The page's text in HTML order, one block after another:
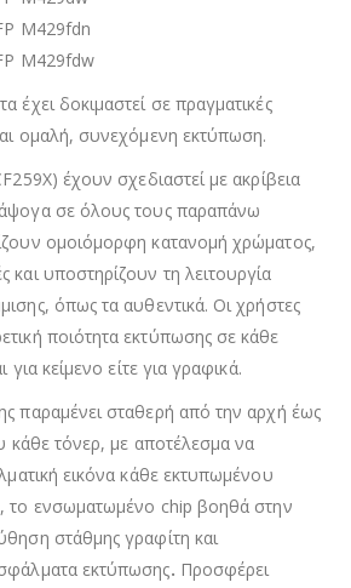
M429fdn
M429fdw
έχει δοκιμαστεί σε πραγματικές
ομαλή, συνεχόμενη εκτύπωση.
έχουν σχεδιαστεί με ακρίβεια
σε όλους τους παραπάνω
ομοιόμορφη κατανομή χρώματος,
και υποστηρίζουν τη λειτουργία
όπως τα αυθεντικά. Οι χρήστες
ποιότητα εκτύπωσης σε κάθε
για κείμενο είτε για γραφικά.
παραμένει σταθερή από την αρχή έως
κάθε τόνερ, με αποτέλεσμα να
εικόνα κάθε εκτυπωμένου
το ενσωματωμένο chip βοηθά στην
στάθμης γραφίτη και
εκτύπωσης. Προσφέρει